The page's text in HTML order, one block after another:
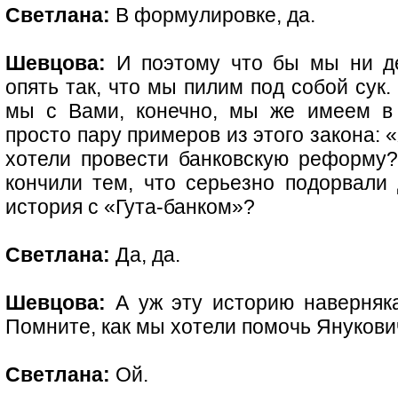
Светлана: В формулировке, да.
Шевцова: И поэтому что бы мы ни
опять так, что мы пилим под собой
мы с Вами, конечно, мы же имеем в
просто пару примеров из этого
хотели провести банковскую
кончили тем, что серьезно
история с «Гута-банком»?
Светлана: Да, да.
Шевцова: А уж эту историю
Помните, как мы хотели помочь
Светлана: Ой.